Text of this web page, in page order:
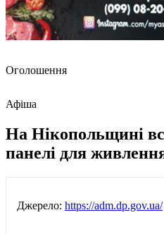
Оголошення
Афіша
На Нікопольщині
панелі для
Джерело: https://adm.dp.gov.ua/